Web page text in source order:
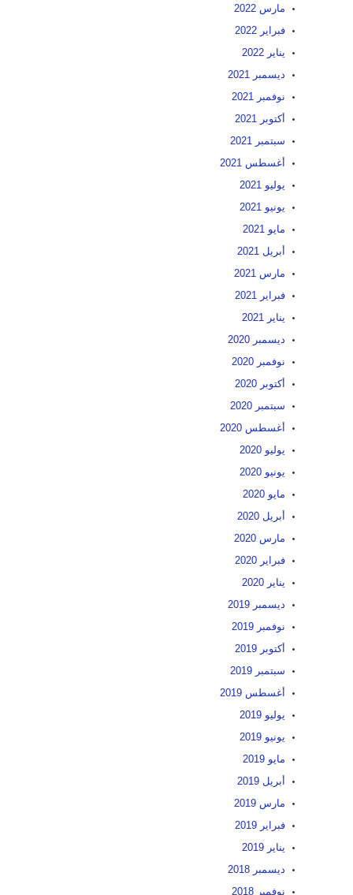
مارس 2022
فبراير 2022
يناير 2022
ديسمبر 2021
نوفمبر 2021
أكتوبر 2021
سبتمبر 2021
أغسطس 2021
يوليو 2021
يونيو 2021
مايو 2021
أبريل 2021
مارس 2021
فبراير 2021
يناير 2021
ديسمبر 2020
نوفمبر 2020
أكتوبر 2020
سبتمبر 2020
أغسطس 2020
يوليو 2020
يونيو 2020
مايو 2020
أبريل 2020
مارس 2020
فبراير 2020
يناير 2020
ديسمبر 2019
نوفمبر 2019
أكتوبر 2019
سبتمبر 2019
أغسطس 2019
يوليو 2019
يونيو 2019
مايو 2019
أبريل 2019
مارس 2019
فبراير 2019
يناير 2019
ديسمبر 2018
نوفمبر 2018